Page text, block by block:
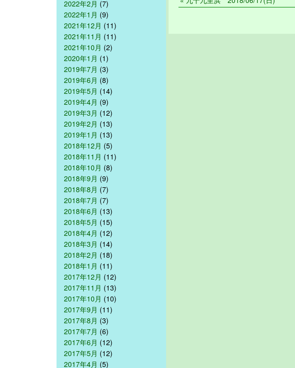
2022年2月 (7)
2022年1月 (9)
2021年12月 (11)
2021年11月 (11)
2021年10月 (2)
2020年1月 (1)
2019年7月 (3)
2019年6月 (8)
2019年5月 (14)
2019年4月 (9)
2019年3月 (12)
2019年2月 (13)
2019年1月 (13)
2018年12月 (5)
2018年11月 (11)
2018年10月 (8)
2018年9月 (9)
2018年8月 (7)
2018年7月 (7)
2018年6月 (13)
2018年5月 (15)
2018年4月 (12)
2018年3月 (14)
2018年2月 (18)
2018年1月 (11)
2017年12月 (12)
2017年11月 (13)
2017年10月 (10)
2017年9月 (11)
2017年8月 (3)
2017年7月 (6)
2017年6月 (12)
2017年5月 (12)
2017年4月 (5)